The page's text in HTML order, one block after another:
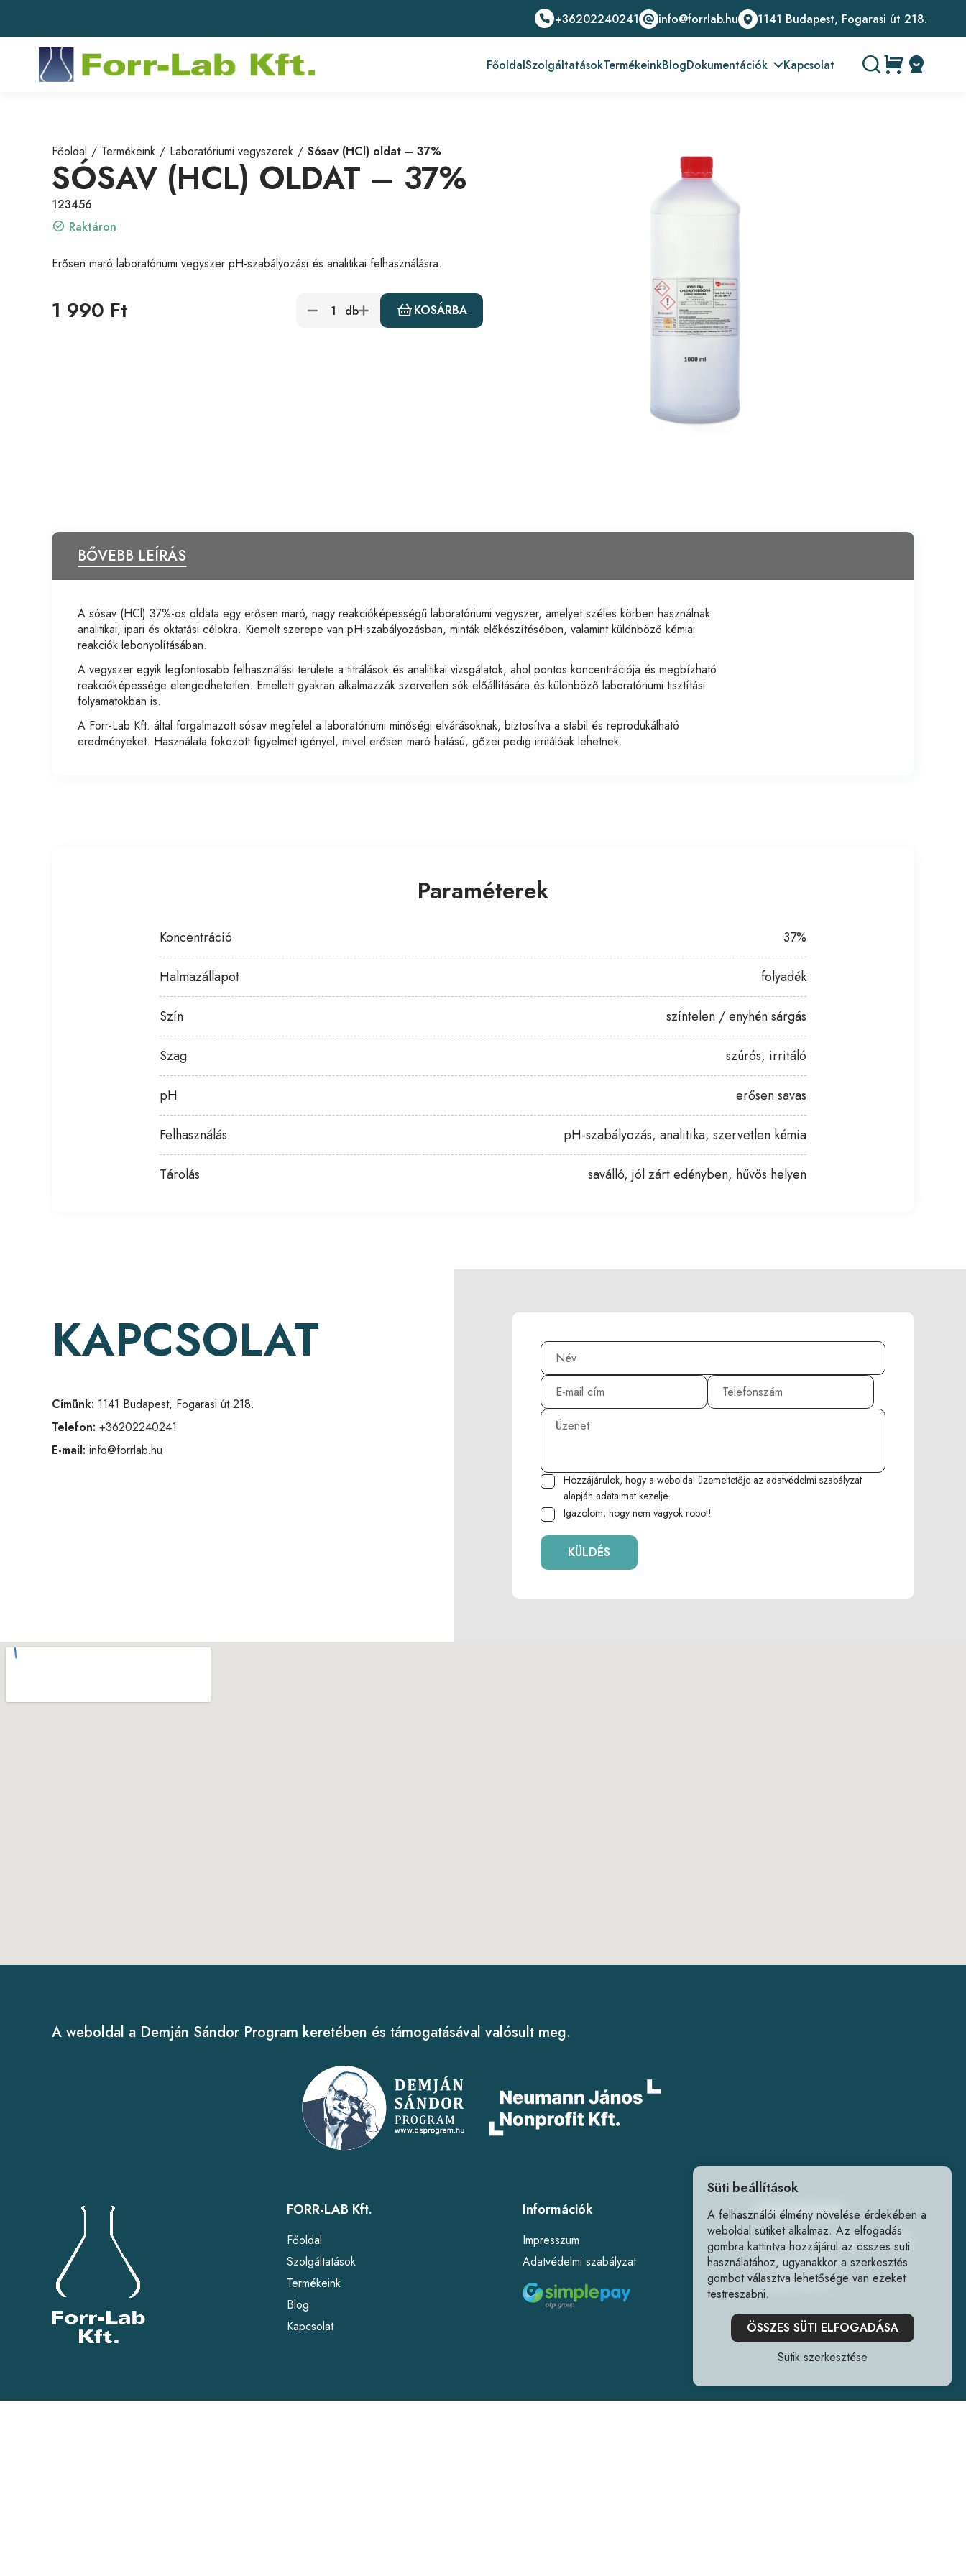
+36202240241 info@forrlab.hu 1141 Budapest, Fogarasi út 218.
FőoldalSzolgáltatásokTermékeinkBlogDokumentációk Kapcsolat
Főoldal Termékeink Laboratóriumi vegyszerek Sósav (HCl) oldat – 37%
SÓSAV (HCL) OLDAT – 37%
123456
Raktáron
Erősen maró laboratóriumi vegyszer pH-szabályozási és analitikai felhasználásra.
1 990 Ft db KOSÁRBA
BŐVEBB LEÍRÁS
A sósav (HCl) 37%-os oldata egy erősen maró, nagy reakcióképességű laboratóriumi vegyszer, amelyet széles körben használnak
analitikai, ipari és oktatási célokra. Kiemelt szerepe van pH-szabályozásban, minták előkészítésében, valamint különböző kémiai
reakciók lebonyolításában.
A vegyszer egyik legfontosabb felhasználási területe a titrálások és analitikai vizsgálatok, ahol pontos koncentrációja és megbízható
reakcióképessége elengedhetetlen. Emellett gyakran alkalmazzák szervetlen sók előállítására és különböző laboratóriumi tisztítási
folyamatokban is.
A Forr-Lab Kft. által forgalmazott sósav megfelel a laboratóriumi minőségi elvárásoknak, biztosítva a stabil és reprodukálható
eredményeket. Használata fokozott figyelmet igényel, mivel erősen maró hatású, gőzei pedig irritálóak lehetnek.
Paraméterek
Koncentráció 37%
Halmazállapot folyadék
Szín színtelen / enyhén sárgás
Szag szúrós, irritáló
pH erősen savas
Felhasználás pH-szabályozás, analitika, szervetlen kémia
Tárolás saválló, jól zárt edényben, hűvös helyen
Süti beállítások
A felhasználói élmény növelése érdekében a
weboldal sütiket alkalmaz. Az elfogadás
gombra kattintva hozzájárul az összes süti
használatához, ugyanakkor a szerkesztés
gombot választva lehetősége van ezeket
testreszabni.
ÖSSZES SÜTI ELFOGADÁSA
Sütik szerkesztése
KAPCSOLAT
Címünk: 1141 Budapest, Fogarasi út 218.
Telefon: +36202240241
E-mail: info@forrlab.hu
Hozzájárulok, hogy a weboldal üzemeltetője az adatvédelmi szabályzat
alapján adataimat kezelje.
Igazolom, hogy nem vagyok robot!
KÜLDÉS
A weboldal a Demján Sándor Program keretében és támogatásával valósult meg.
FORR-LAB Kft.
Főoldal
Szolgáltatások
Termékeink
Blog
Kapcsolat
Információk
Impresszum
Adatvédelmi szabályzat
Elérhetőségek
1141 Budapest, Fogarasi út 218.
+36202240241
info@forrlab.hu